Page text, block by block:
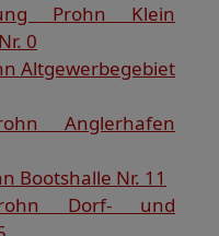
Prohn Klein
0
Altgewerbegebiet
Anglerhafen
Bootshalle Nr. 11
Dorf- und